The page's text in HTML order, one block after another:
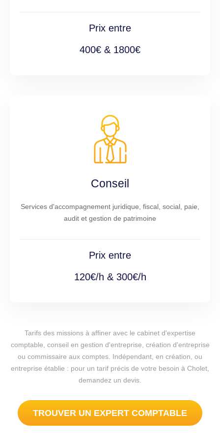
Prix entre
400€ & 1800€
Conseil
Services d'accompagnement juridique, fiscal, social, paie,
audit et gestion de patrimoine
Prix entre
120€/h & 300€/h
Tarifs des missions à affiner avec le cabinet d'expertise
comptable, conseil en gestion d'entreprise, création d'entreprise
ou commissaire aux comptes. Indépendant, en création, ou
entreprise établie : pour un tarif précis de votre besoin à Cholet,
demandez un devis.
TROUVER UN EXPERT COMPTABLE